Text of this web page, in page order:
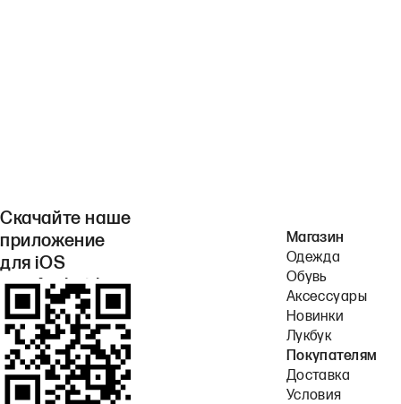
Скачайте наше
приложение
для iOS
или Android.
Магазин
Одежда
Обувь
Аксессуары
Новинки
Лукбук
Покупателям
Доставка
Условия